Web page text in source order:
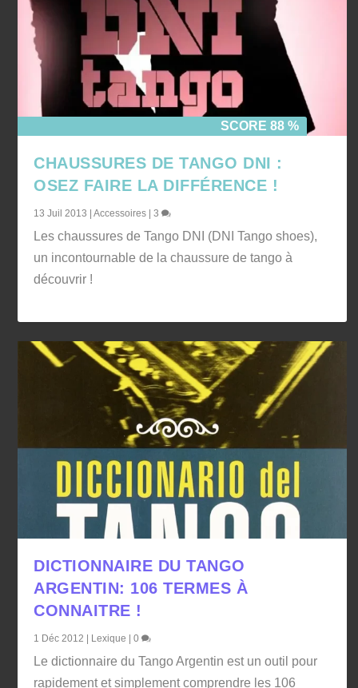
SCORE 88 %
CHAUSSURES DE TANGO DNI :
OSEZ FAIRE LA DIFFÉRENCE !
13 Juil 2013 |Accessoires |3
Les chaussures de Tango DNI (DNI Tango shoes),
un incontournable de la chaussure de tango à
découvrir !
DICTIONNAIRE DU TANGO
ARGENTIN: 106 TERMES À
CONNAITRE !
1 Déc 2012 | Lexique |0
Le dictionnaire du Tango Argentin est un outil pour
rapidement et simplement comprendre les 106